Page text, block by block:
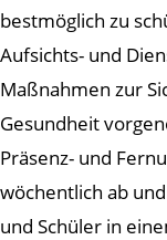
bestmöglich zu
Aufsichts- und
Maßnahmen zur
Gesundheit
Präsenz- und
wöchentlich ab
und Schüler in